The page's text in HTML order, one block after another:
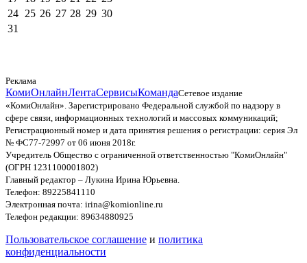
24 25 26 27 28 29 30
31
Реклама
КомиОнлайнЛентаСервисыКомандаСетевое издание
«КомиОнлайн». Зарегистрировано Федеральной службой по надзору в
сфере связи, информационных технологий и массовых коммуникаций;
Регистрационный номер и дата принятия решения о регистрации: серия Эл
№ ФС77-72997 от 06 июня 2018г.
Учредитель Общество с ограниченной ответственностью "КомиОнлайн"
(ОГРН 1231100001802)
Главный редактор – Лукина Ирина Юрьевна.
Телефон: 89225841110
Электронная почта: irina@komionline.ru
Телефон редакции: 89634880925
Пользовательское соглашение и политика
конфиденциальности